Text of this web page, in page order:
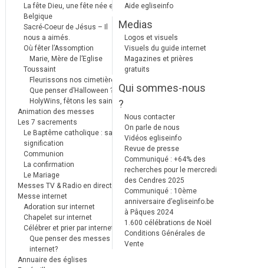
La fête Dieu, une fête née en
Belgique
Sacré-Coeur de Jésus – Il
nous a aimés.
Où fêter l’Assomption
Marie, Mère de l’Eglise
Toussaint
Fleurissons nos cimetières
Que penser d’Halloween ?
HolyWins, fêtons les saints !
Animation des messes
Les 7 sacrements
Le Baptême catholique : sa
signification
Communion
La confirmation
Le Mariage
Messes TV & Radio en direct
Messe internet
Adoration sur internet
Chapelet sur internet
Célébrer et prier par internet
Que penser des messes
internet?
Annuaire des églises
Aide egliseinfo
Medias
Logos et visuels
Visuels du guide internet
Magazines et prières
gratuits
Qui sommes-nous
?
Nous contacter
On parle de nous
Vidéos egliseinfo
Revue de presse
Communiqué : +64% des
recherches pour le mercredi
des Cendres 2025
Communiqué : 10ème
anniversaire d’egliseinfo.be
à Pâques 2024
1.600 célébrations de Noël
Conditions Générales de
Vente